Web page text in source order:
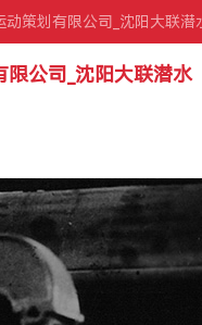
策划有限公司_沈阳大联潜
公司_沈阳大联潜水